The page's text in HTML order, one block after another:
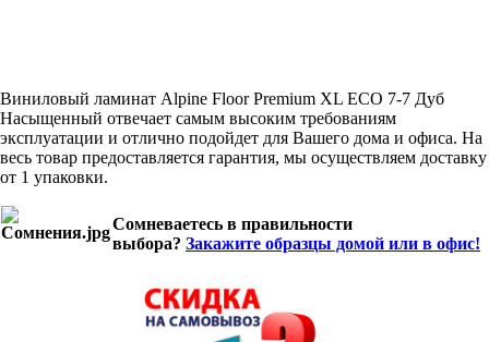
Виниловый ламинат Alpine Floor Premium XL ECO 7-7 Дуб
Насыщенный отвечает самым высоким требованиям
эксплуатации и отлично подойдет для Вашего дома и офиса. На
весь товар предоставляется гарантия, мы осуществляем доставку
от 1 упаковки.
Сомневаетесь в правильности
выбора? Закажите образцы домой или в офис!